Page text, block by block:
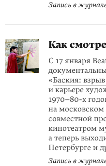
Запись в
Как
С 17 января
«Баския:
и карьере
1970–80-х
на московском
совместной
кинотеатром
а теперь
Петербурге и
Запись в